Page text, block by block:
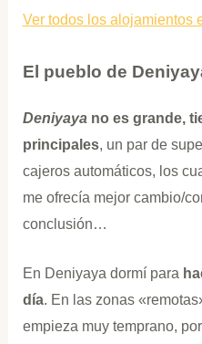
Ver todos los alojamientos
El pueblo de
Deniyayano es grande,
principales, un par de
cajeros automáticos, los
me ofrecía mejor cambio/
conclusión…
En Deniyaya dormí para
día. En las zonas
empieza muy temprano,